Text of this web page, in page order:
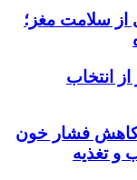
از سلامت مغز؛
انتخاب
کاهش فشار خون
و تغذیه